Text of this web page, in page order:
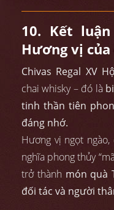
10. Kết luận
Hương vị
Chivas Regal XV
chai whisky – đó là
tinh thần tiên
đáng nhớ.
Hương vị ngọt
nghĩa phong thủy
trở thành món quà
đối tác và người